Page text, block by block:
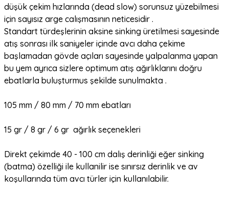
düşük çekim hızlarında (dead slow) sorunsuz yüzebilmesi
için sayısız arge calışmasının neticesidir .
Standart türdeşlerinin aksine sinking üretilmesi sayesinde
atış sonrası ilk saniyeler içinde avcı daha çekime
başlamadan gövde açıları sayesinde yalpalanma yapan
bu yem ayrıca sizlere optimum atış ağırlıklarını doğru
ebatlarla buluşturmus şekilde sunulmakta .
105 mm / 80 mm / 70 mm ebatları
15 gr / 8 gr / 6 gr ağırlık seçenekleri
Direkt çekimde 40 - 100 cm dalış derinliği eğer sinking
(batma) özelliği ile kullanilir ise sınırsız derinlik ve av
koşullarında tüm avcı türler için kullanılabilir.